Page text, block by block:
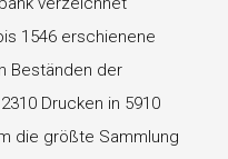
1546 erschienene
Beständen der
Drucken in 5910
die größte Sammlung